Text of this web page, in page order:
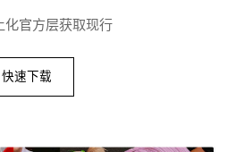
化官方层获取现行
快速下载